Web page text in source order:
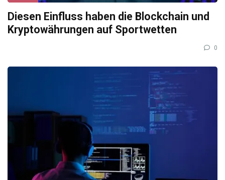
Diesen Einfluss haben die Blockchain und
Kryptowährungen auf Sportwetten
0